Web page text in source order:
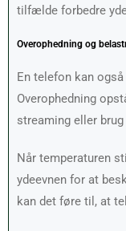
tilfælde forbedre
Overophedning og
En telefon kan
Overophedning
streaming eller
Når temperaturen
ydeevnen for at
kan det føre til, at